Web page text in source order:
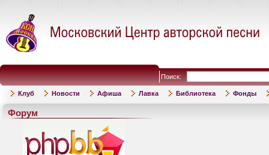
Поиск:
Клуб Новости Афиша Лавка Библиотека Фонды
Форум